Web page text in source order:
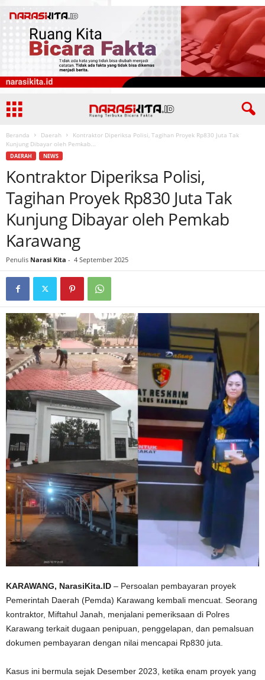
Beranda Daerah
Kontraktor Diperiksa Polisi, Tagihan Proyek Rp830 Juta Tak
Kunjung Dibayar oleh Pemkab...
DAERAH NEWS
Kontraktor Diperiksa Polisi,
Tagihan Proyek Rp830 Juta Tak
Kunjung Dibayar oleh Pemkab
Karawang
Penulis Narasi Kita - 4 September 2025
KARAWANG, NarasiKita.ID – Persoalan pembayaran proyek
Pemerintah Daerah (Pemda) Karawang kembali mencuat. Seorang
kontraktor, Miftahul Janah, menjalani pemeriksaan di Polres
Karawang terkait dugaan penipuan, penggelapan, dan pemalsuan
dokumen pembayaran dengan nilai mencapai Rp830 juta.
Kasus ini bermula sejak Desember 2023, ketika enam proyek yang